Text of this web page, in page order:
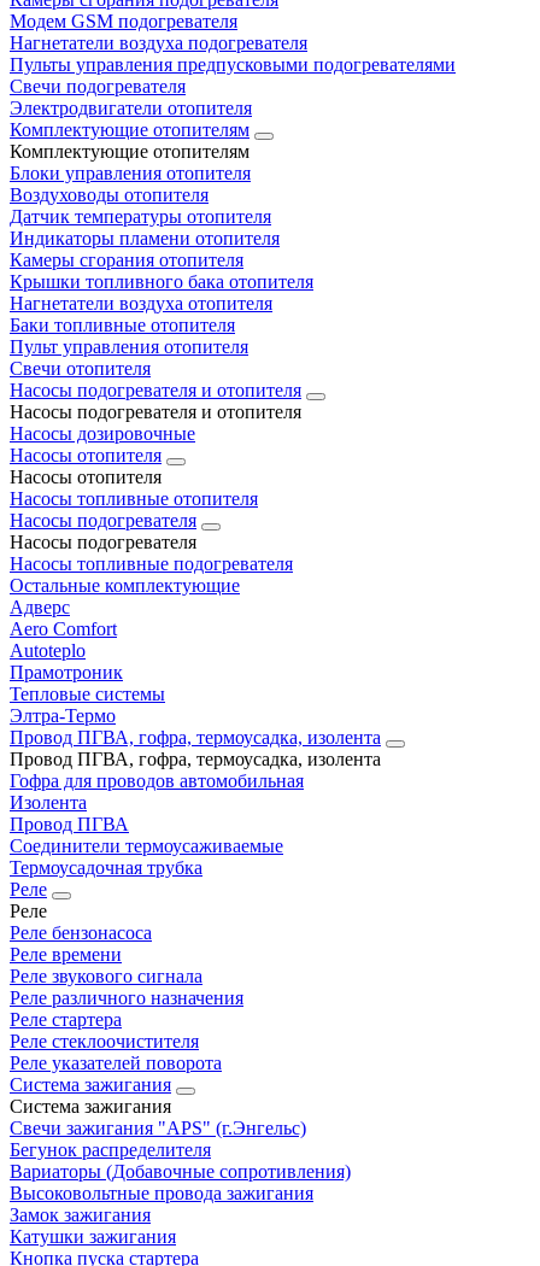
Модем GSM подогревателя
Нагнетатели воздуха подогревателя
Пульты управления предпусковыми подогревателями
Свечи подогревателя
Электродвигатели отопителя
Комплектующие отопителям
Комплектующие отопителям
Блоки управления отопителя
Воздуховоды отопителя
Датчик температуры отопителя
Индикаторы пламени отопителя
Камеры сгорания отопителя
Крышки топливного бака отопителя
Нагнетатели воздуха отопителя
Баки топливные отопителя
Пульт управления отопителя
Свечи отопителя
Насосы подогревателя и отопителя
Насосы подогревателя и отопителя
Насосы дозировочные
Насосы отопителя
Насосы отопителя
Насосы топливные отопителя
Насосы подогревателя
Насосы подогревателя
Насосы топливные подогревателя
Остальные комплектующие
Адверс
Aero Comfort
Autoteplo
Прамотроник
Тепловые системы
Элтра-Термо
Провод ПГВА, гофра, термоусадка, изолента
Провод ПГВА, гофра, термоусадка, изолента
Гофра для проводов автомобильная
Изолента
Провод ПГВА
Соединители термоусаживаемые
Термоусадочная трубка
Реле
Реле
Реле бензонасоса
Реле времени
Реле звукового сигнала
Реле различного назначения
Реле стартера
Реле стеклоочистителя
Реле указателей поворота
Система зажигания
Система зажигания
Свечи зажигания "APS" (г.Энгельс)
Бегунок распределителя
Вариаторы (Добавочные сопротивления)
Высоковольтные провода зажигания
Замок зажигания
Катушки зажигания
Кнопка пуска стартера